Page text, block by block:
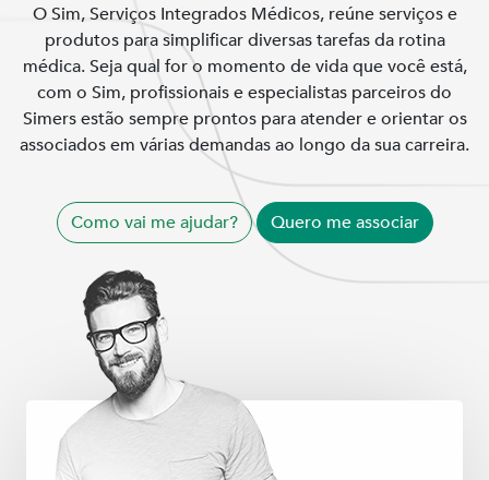
O Sim, Serviços Integrados Médicos, reúne serviços e
produtos para simplificar diversas tarefas da rotina
médica. Seja qual for o momento de vida que você está,
com o Sim, profissionais e especialistas parceiros do
Simers estão sempre prontos para atender e orientar os
associados em várias demandas ao longo da sua carreira.
Como vai me ajudar? Quero me associar